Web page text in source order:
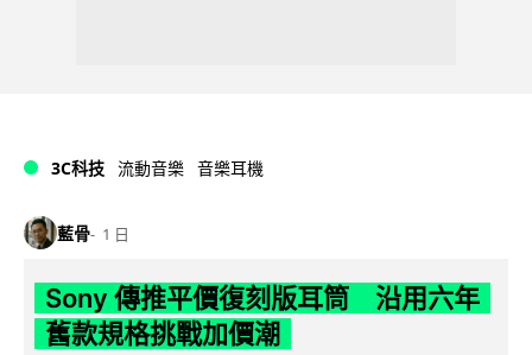
3C科技 流動音樂 音樂耳機
藍骨 1 日
Sony 傳推平價復刻版耳筒 沿用六年
舊款規格挑戰加價潮